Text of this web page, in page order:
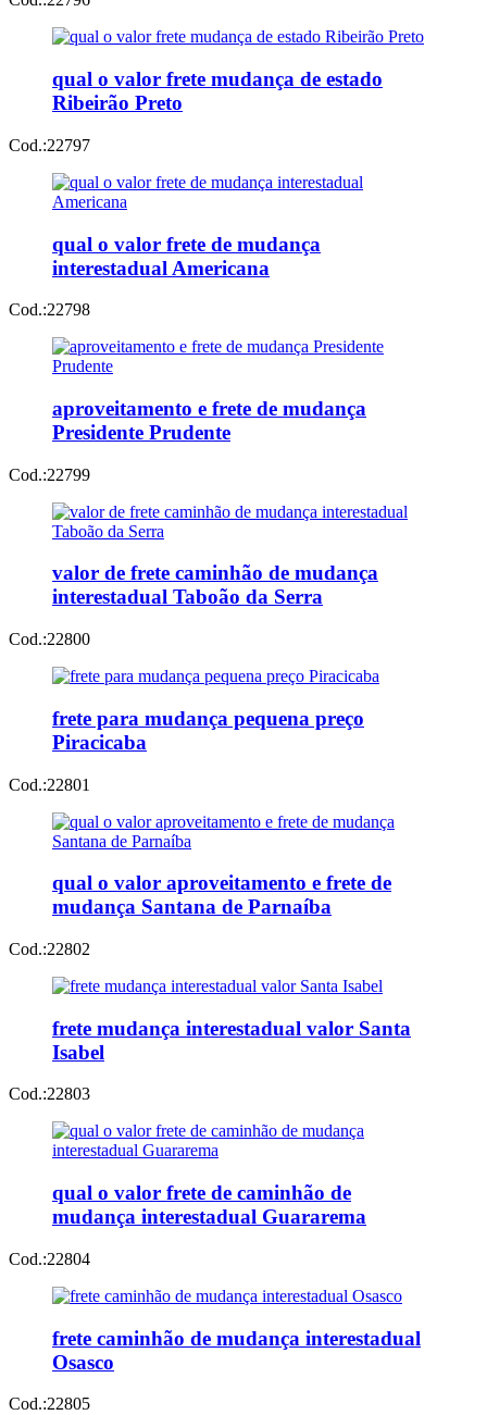
qual o valor frete mudança de estado
Ribeirão Preto
Cod.:22797
qual o valor frete de mudança
interestadual Americana
Cod.:22798
aproveitamento e frete de mudança
Presidente Prudente
Cod.:22799
valor de frete caminhão de mudança
interestadual Taboão da Serra
Cod.:22800
frete para mudança pequena preço
Piracicaba
Cod.:22801
qual o valor aproveitamento e frete de
mudança Santana de Parnaíba
Cod.:22802
frete mudança interestadual valor Santa
Isabel
Cod.:22803
qual o valor frete de caminhão de
mudança interestadual Guararema
Cod.:22804
frete caminhão de mudança interestadual
Osasco
Cod.:22805